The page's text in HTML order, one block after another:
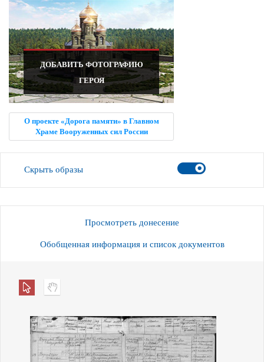
ДОБАВИТЬ ФОТОГРАФИЮ
ГЕРОЯ
О проекте «Дорога памяти» в Главном
Храме Вооруженных сил России
Скрыть образы
Просмотреть донесение
Обобщенная информация и список документов